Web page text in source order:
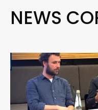
NEWS